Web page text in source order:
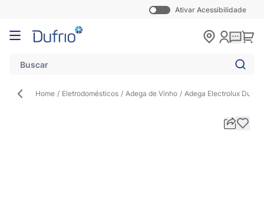
Ativar Acessibilidade
Pular para o conteúdo
Home / Eletrodomésticos / Adega de Vinho / Adega Electrolux Dual